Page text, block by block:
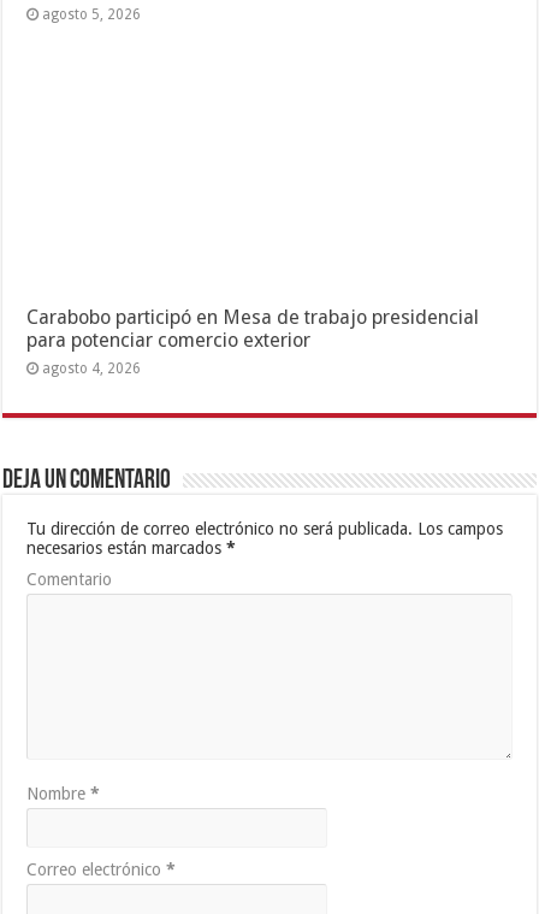
agosto 5, 2026
Carabobo participó en Mesa de trabajo presidencial
para potenciar comercio exterior
agosto 4, 2026
Deja un comentario
Tu dirección de correo electrónico no será publicada. Los campos
necesarios están marcados*
Comentario
Nombre*
Correo electrónico*